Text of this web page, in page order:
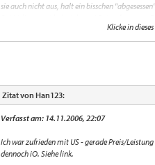
sie auch nicht aus, halt ein bisschen
http://www.airliners.net/open.file/0949675/M/
http://www.airliners.net/open.file/0094669/M/
technischer Probleme) ausfallen und / oder
Plane also mind. einen Tag (besser zwei) als
Entschuldigung, ich finde auf die Schnelle den
Klicke in
Zitat von Han123:
Verfasst am: 14.11.2006, 22:07
Ich war zufrieden mit US - gerade Preis/
dennoch iO. Siehe link.